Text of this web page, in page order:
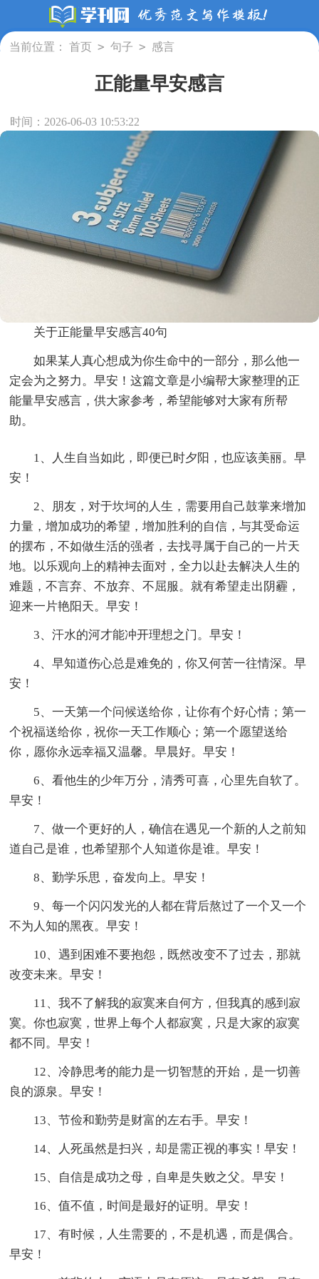
当前位置： 首页 > 句子 > 感言
正能量早安感言
时间：2026-06-03 10:53:22
关于正能量早安感言40句
如果某人真心想成为你生命中的一部分，那么他一
定会为之努力。早安！这篇文章是小编帮大家整理的正
能量早安感言，供大家参考，希望能够对大家有所帮
助。
1、人生自当如此，即便已时夕阳，也应该美丽。早
安！
2、朋友，对于坎坷的人生，需要用自己鼓掌来增加
力量，增加成功的希望，增加胜利的自信，与其受命运
的摆布，不如做生活的强者，去找寻属于自己的一片天
地。以乐观向上的精神去面对，全力以赴去解决人生的
难题，不言弃、不放弃、不屈服。就有希望走出阴霾，
迎来一片艳阳天。早安！
3、汗水的河才能冲开理想之门。早安！
4、早知道伤心总是难免的，你又何苦一往情深。早
安！
5、一天第一个问候送给你，让你有个好心情；第一
个祝福送给你，祝你一天工作顺心；第一个愿望送给
你，愿你永远幸福又温馨。早晨好。早安！
6、看他生的少年万分，清秀可喜，心里先自软了。
早安！
7、做一个更好的人，确信在遇见一个新的人之前知
道自己是谁，也希望那个人知道你是谁。早安！
8、勤学乐思，奋发向上。早安！
9、每一个闪闪发光的人都在背后熬过了一个又一个
不为人知的黑夜。早安！
10、遇到困难不要抱怨，既然改变不了过去，那就
改变未来。早安！
11、我不了解我的寂寞来自何方，但我真的感到寂
寞。你也寂寞，世界上每个人都寂寞，只是大家的寂寞
都不同。早安！
12、冷静思考的能力是一切智慧的开始，是一切善
良的源泉。早安！
13、节俭和勤劳是财富的左右手。早安！
14、人死虽然是扫兴，却是需正视的事实！早安！
15、自信是成功之母，自卑是失败之父。早安！
16、值不值，时间是最好的证明。早安！
17、有时候，人生需要的，不是机遇，而是偶合。
早安！